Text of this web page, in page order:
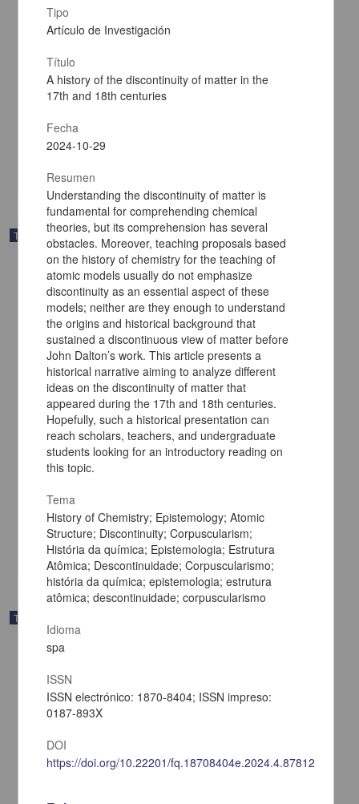
Fabricación, caracterización y dinámica de coloides decorados con
nanopartículas de platino
Biología y Química,Ingenierías
Trabajo de grado
Caracterización bioquímica de la aldehído deshidrogenasa
López Orduña, Erik Fernando
Biología y Química
Trabajo de grado
Tipo
Artículo de Investigación
Título
A history of the discontinuity of matter in the
17th and 18th centuries
Fecha
2024-10-29
Resumen
Understanding the discontinuity of matter is
fundamental for comprehending chemical
theories, but its comprehension has several
obstacles. Moreover, teaching proposals based
on the history of chemistry for the teaching of
atomic models usually do not emphasize
discontinuity as an essential aspect of these
models; neither are they enough to understand
the origins and historical background that
sustained a discontinuous view of matter before
John Dalton’s work. This article presents a
historical narrative aiming to analyze different
ideas on the discontinuity of matter that
appeared during the 17th and 18th centuries.
Hopefully, such a historical presentation can
reach scholars, teachers, and undergraduate
students looking for an introductory reading on
this topic.
Tema
History of Chemistry; Epistemology; Atomic
Structure; Discontinuity; Corpuscularism;
História da química; Epistemologia; Estrutura
Atômica; Descontinuidade; Corpuscularismo;
história da química; epistemologia; estrutura
atômica; descontinuidade; corpuscularismo
Idioma
spa
ISSN
ISSN electrónico: 1870-8404; ISSN impreso:
0187-893X
DOI
https://doi.org/10.22201/fq.18708404e.2024.4.87812